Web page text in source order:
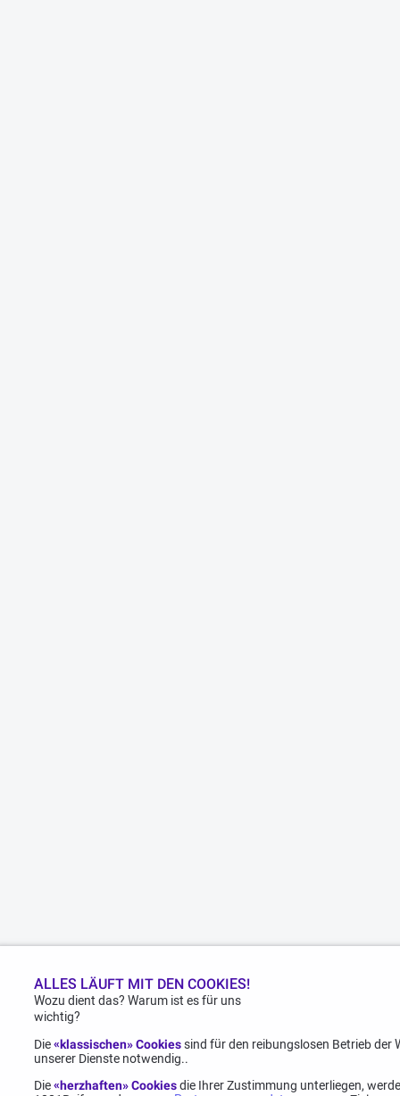
ALLES LÄUFT MIT DEN COOKIES!
Wozu dient das? Warum ist es für uns
wichtig?
Die«klassischen» Cookiessind für den reibungslosen Betrieb der
unserer Dienste notwendig..
Die«herzhaften» Cookiesdie Ihrer Zustimmung unterliegen,